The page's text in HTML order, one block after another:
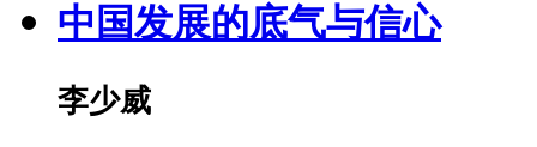
中国发展的底气与信心
李少威